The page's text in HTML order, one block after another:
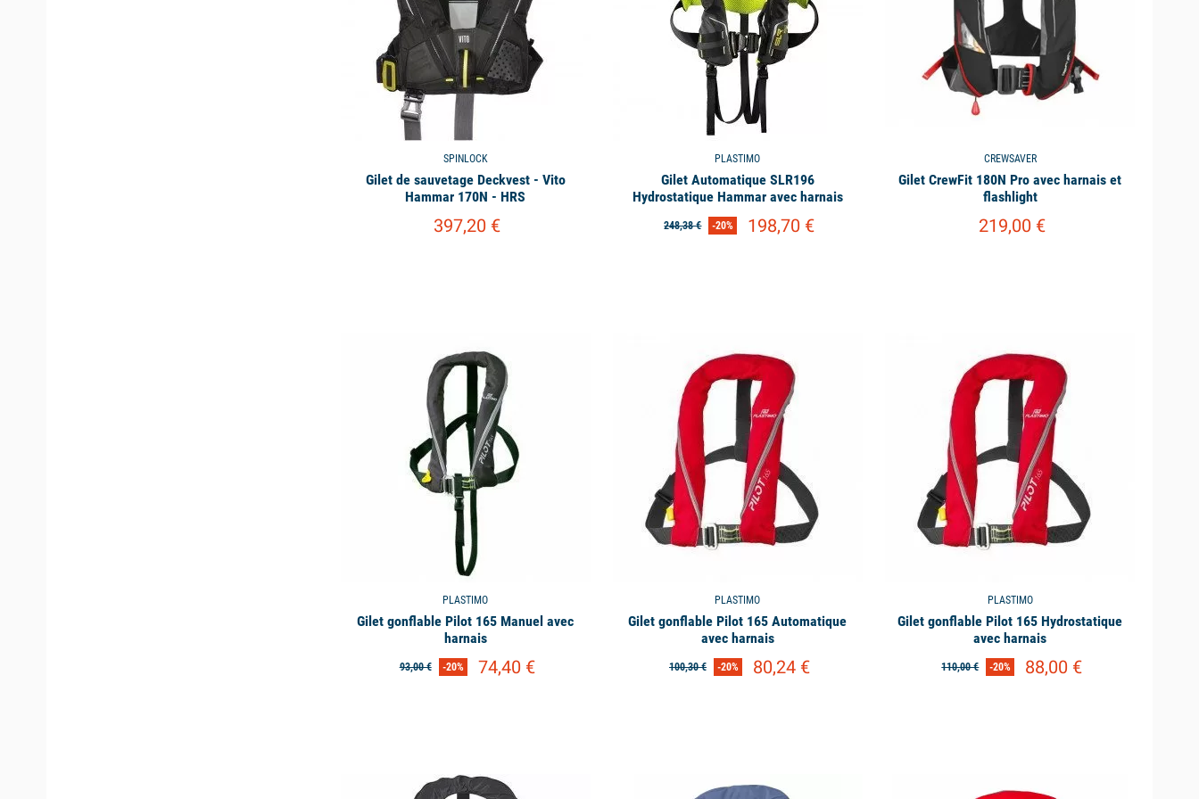
SPINLOCK
Gilet de sauvetage Deckvest - Vito
Hammar 170N - HRS
397,20 €
PLASTIMO
Gilet Automatique SLR196
Hydrostatique Hammar avec harnais
248,38 € -20% 198,70 €
CREWSAVER
Gilet CrewFit 180N Pro avec harnais et
flashlight
219,00 €
PLASTIMO
Gilet gonflable Pilot 165 Manuel avec
harnais
93,00 € -20% 74,40 €
PLASTIMO
Gilet gonflable Pilot 165 Automatique
avec harnais
100,30 € -20% 80,24 €
PLASTIMO
Gilet gonflable Pilot 165 Hydrostatique
avec harnais
110,00 € -20% 88,00 €